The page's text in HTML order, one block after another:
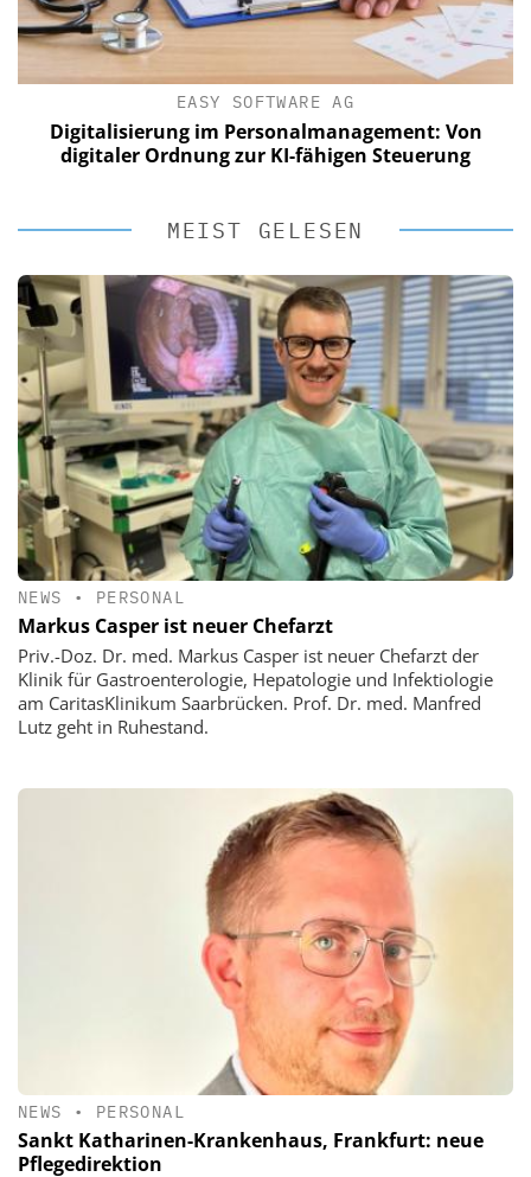
EASY SOFTWARE AG
Digitalisierung im Personalmanagement: Von
digitaler Ordnung zur KI-fähigen Steuerung
MEIST GELESEN
NEWS • PERSONAL
Markus Casper ist neuer Chefarzt
Priv.-Doz. Dr. med. Markus Casper ist neuer Chefarzt der
Klinik für Gastroenterologie, Hepatologie und Infektiologie
am CaritasKlinikum Saarbrücken. Prof. Dr. med. Manfred
Lutz geht in Ruhestand.
NEWS • PERSONAL
Sankt Katharinen-Krankenhaus, Frankfurt: neue
Pflegedirektion